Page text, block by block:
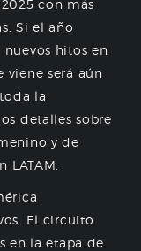
con más
Si el año
hitos en
será aún
la
detalles sobre
y de
LATAM.
El circuito
en la etapa de